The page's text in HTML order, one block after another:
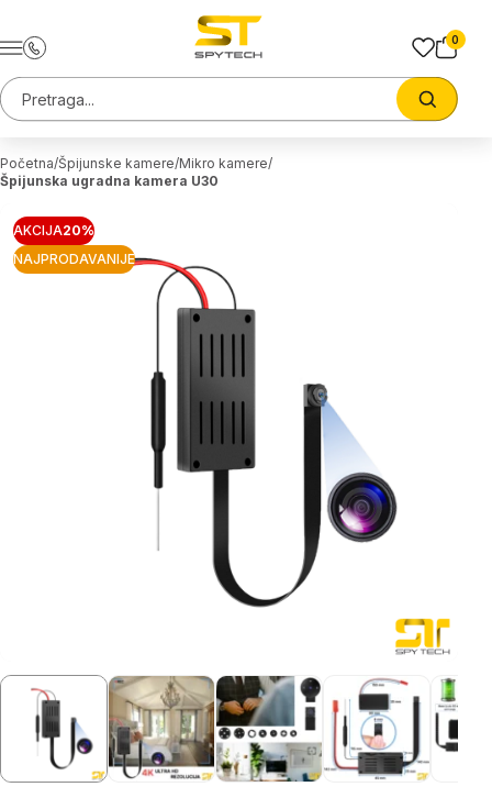
0
Pretraga sajta
Trazi
Početna Špijunske kamere Mikro kamere
Špijunska ugradna kamera U30
AKCIJA20%
NAJPRODAVANIJE